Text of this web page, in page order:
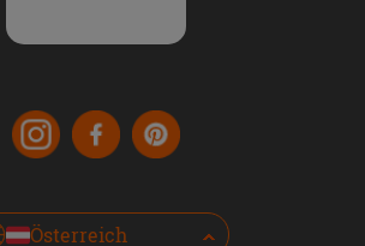
Österreich